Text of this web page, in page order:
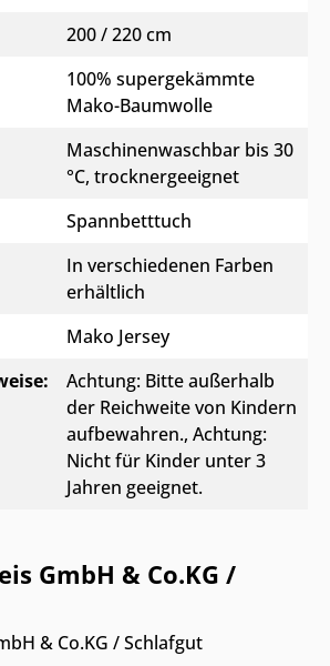
200 / 220 cm
100% supergekämmte
Mako-Baumwolle
Maschinenwaschbar bis 30
°C, trocknergeeignet
Spannbetttuch
In verschiedenen Farben
erhältlich
Mako Jersey
Achtung: Bitte außerhalb
der Reichweite von Kindern
aufbewahren., Achtung:
Nicht für Kinder unter 3
Jahren geeignet.
GmbH & Co.KG /
& Co.KG / Schlafgut